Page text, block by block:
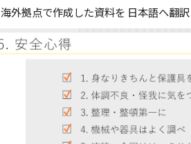
海外拠点で作成した資料を 日本語へ翻